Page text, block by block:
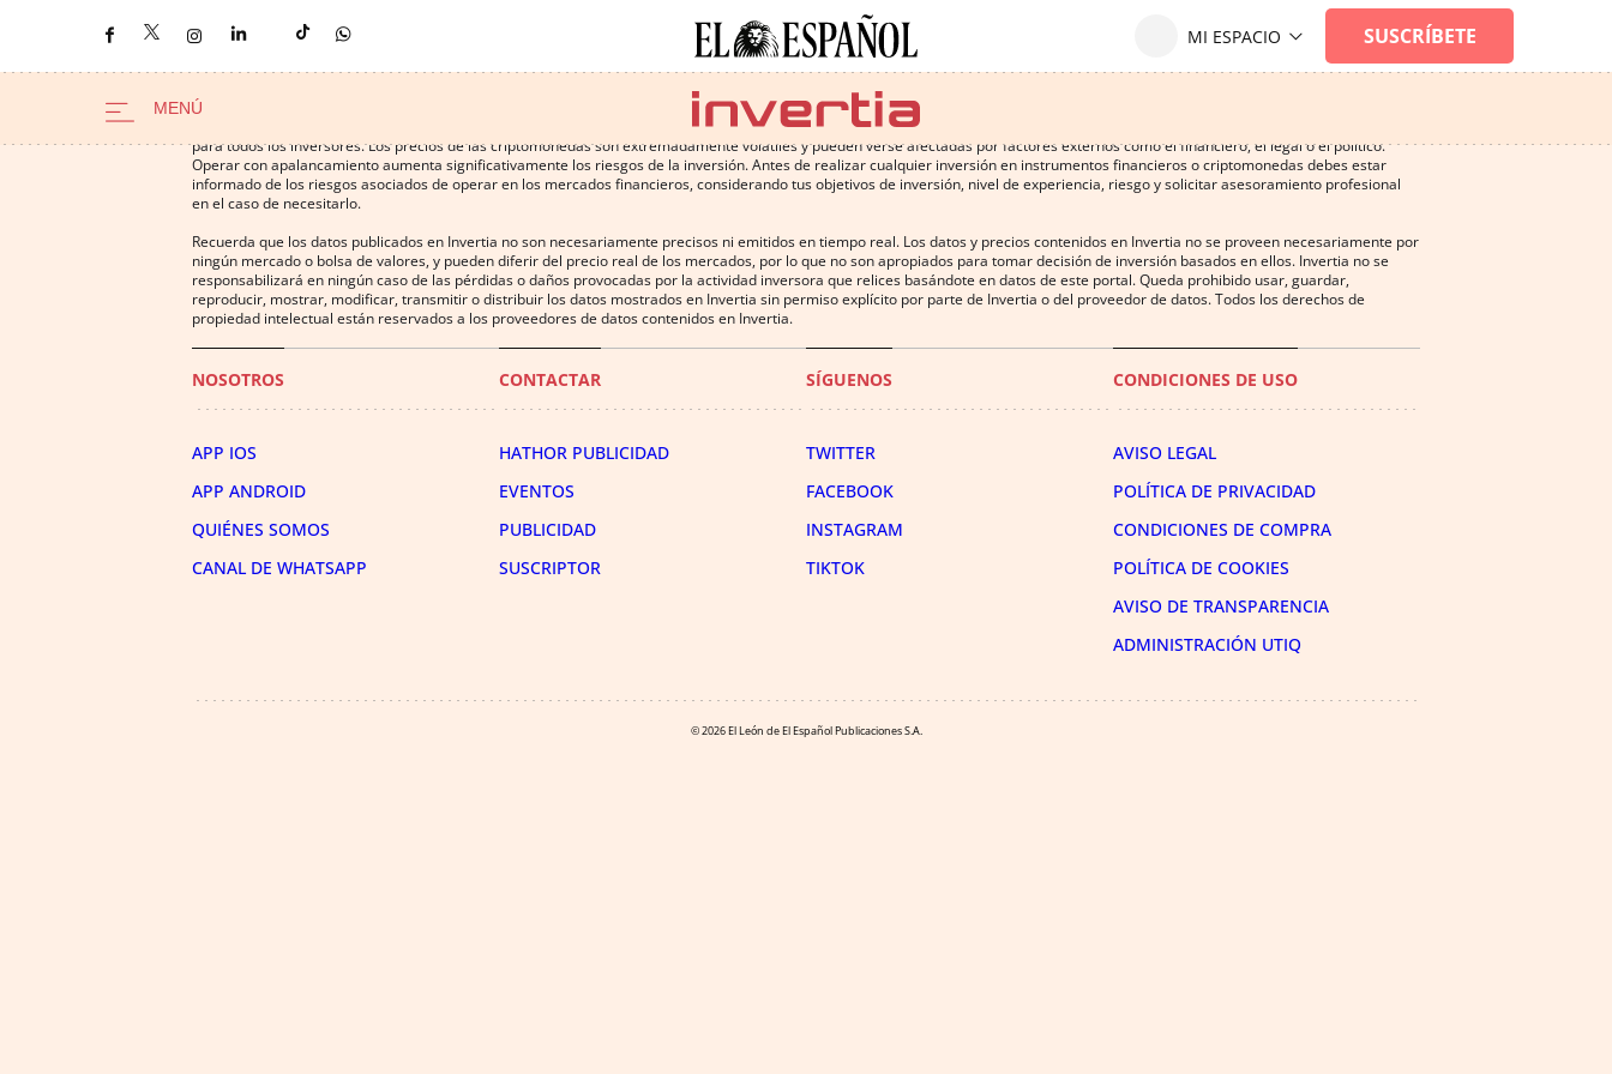
Operar con instrumentos financieros o criptomonedas conlleva altos riesgos, incluyendo la pérdida de parte o la totalidad de la inversión, y puede ser una actividad no recomendada
para todos los inversores. Los precios de las criptomonedas son extremadamente volátiles y pueden verse afectadas por factores externos como el financiero, el legal o el político.
Operar con apalancamiento aumenta significativamente los riesgos de la inversión. Antes de realizar cualquier inversión en instrumentos financieros o criptomonedas debes estar
informado de los riesgos asociados de operar en los mercados financieros, considerando tus objetivos de inversión, nivel de experiencia, riesgo y solicitar asesoramiento profesional
en el caso de necesitarlo.
Recuerda que los datos publicados en Invertia no son necesariamente precisos ni emitidos en tiempo real. Los datos y precios contenidos en Invertia no se proveen necesariamente por
ningún mercado o bolsa de valores, y pueden diferir del precio real de los mercados, por lo que no son apropiados para tomar decisión de inversión basados en ellos. Invertia no se
responsabilizará en ningún caso de las pérdidas o daños provocadas por la actividad inversora que relices basándote en datos de este portal. Queda prohibido usar, guardar,
reproducir, mostrar, modificar, transmitir o distribuir los datos mostrados en Invertia sin permiso explícito por parte de Invertia o del proveedor de datos. Todos los derechos de
propiedad intelectual están reservados a los proveedores de datos contenidos en Invertia.
NOSOTROS
APP IOS
APP ANDROID
QUIÉNES SOMOS
CANAL DE WHATSAPP
CONTACTAR
HATHOR PUBLICIDAD
EVENTOS
PUBLICIDAD
SUSCRIPTOR
SÍGUENOS
TWITTER
FACEBOOK
INSTAGRAM
TIKTOK
CONDICIONES DE USO
AVISO LEGAL
POLÍTICA DE PRIVACIDAD
CONDICIONES DE COMPRA
POLÍTICA DE COOKIES
AVISO DE TRANSPARENCIA
ADMINISTRACIÓN UTIQ
© 2026 El León de El Español Publicaciones S.A.